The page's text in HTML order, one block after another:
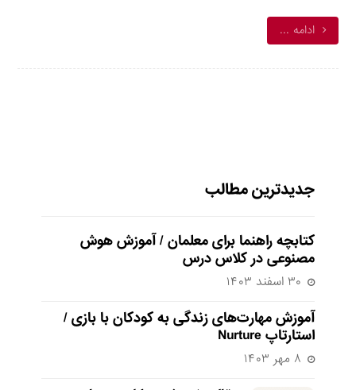
ادامه ...
جدیدترین مطالب
کتابچه راهنما برای معلمان / آموزش هوش
مصنوعی در کلاس درس
۳۰ اسفند ۱۴۰۳
آموزش مهارت‌های زندگی به کودکان با بازی /
استارتاپ Nurture
۸ مهر ۱۴۰۳